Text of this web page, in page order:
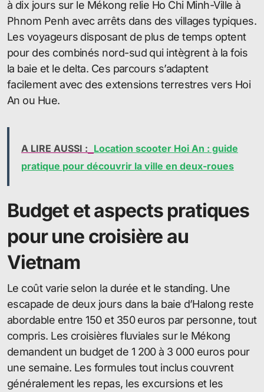
à dix jours sur le Mékong relie Ho Chi Minh-Ville à
Phnom Penh avec arrêts dans des villages typiques.
Les voyageurs disposant de plus de temps optent
pour des combinés nord-sud qui intègrent à la fois
la baie et le delta. Ces parcours s’adaptent
facilement avec des extensions terrestres vers Hoi
An ou Hue.
A LIRE AUSSI : Location scooter Hoi An : guide
pratique pour découvrir la ville en deux-roues
Budget et aspects pratiques
pour une croisière au
Vietnam
Le coût varie selon la durée et le standing. Une
escapade de deux jours dans la baie d’Halong reste
abordable entre 150 et 350 euros par personne, tout
compris. Les croisières fluviales sur le Mékong
demandent un budget de 1 200 à 3 000 euros pour
une semaine. Les formules tout inclus couvrent
généralement les repas, les excursions et les